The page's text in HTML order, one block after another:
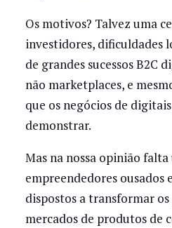
Os motivos? Talvez uma
investidores, dificuldades
de grandes sucessos B2C
não marketplaces, e
que os negócios de
demonstrar.
Mas na nossa opinião
empreendedores ousados
dispostos a transformar
mercados de produtos de